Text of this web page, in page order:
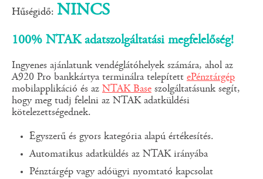
Hűségidő: NINCS
100% NTAK adatszolgáltatási megfelelőség!
Ingyenes ajánlatunk vendéglátóhelyek számára, ahol az
A920 Pro bankkártya terminálra telepített ePénztárgép
mobilapplikáció és az NTAK Base szolgáltatásunk segít,
hogy meg tudj felelni az NTAK adatküldési
kötelezettségednek.
Egyszerű és gyors kategória alapú értékesítés.
Automatikus adatküldés az NTAK irányába
Pénztárgép vagy adóügyi nyomtató kapcsolat